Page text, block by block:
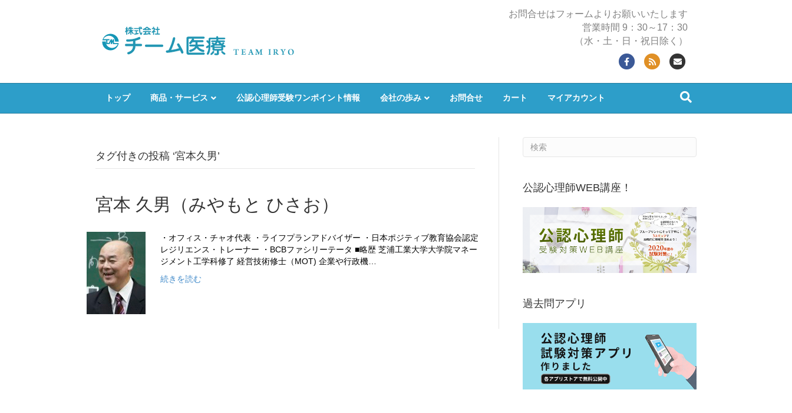
お問合せはフォームよりお願いいたします
営業時間 9：30～17：30
（水・土・日・祝日除く）
FacebookRss
トップ 商品・サービス 公認心理師受験ワンポイント情報 会社の歩み お問合せ カート マイアカウント
タグ付きの投稿 ‘宮本久男’
宮本 久男（みやもと ひさお）
・オフィス・チャオ代表 ・ライフプランアドバイザー ・日本ポジティブ教育協会認定
レジリエンス・トレーナー ・BCBファシリーテータ ■略歴 芝浦工業大学大学院マネー
ジメント工学科修了 経営技術修士（MOT) 企業や行政機…
続きを読む
公認心理師WEB講座！
過去問アプリ